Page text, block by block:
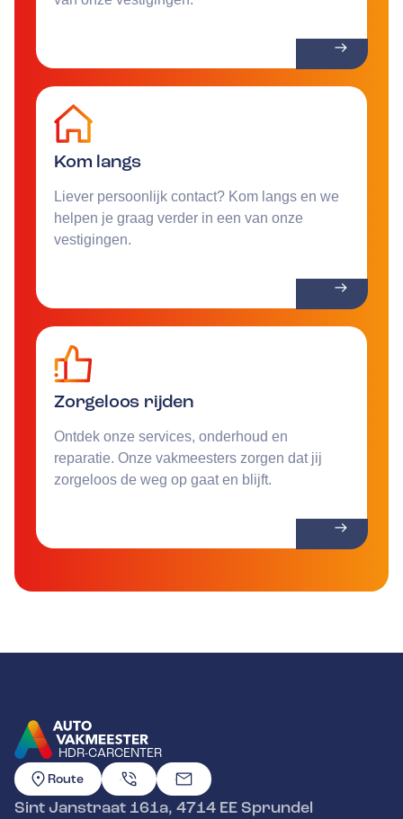
Kom langs
Liever persoonlijk contact? Kom langs en we
helpen je graag verder in een van onze
vestigingen.
Zorgeloos rijden
Ontdek onze services, onderhoud en
reparatie. Onze vakmeesters zorgen dat jij
zorgeloos de weg op gaat en blijft.
HDR-CARCENTER
GA NAAR DE HOMEPAGINA
Route
Sint Janstraat 161a, 4714 EESprundel